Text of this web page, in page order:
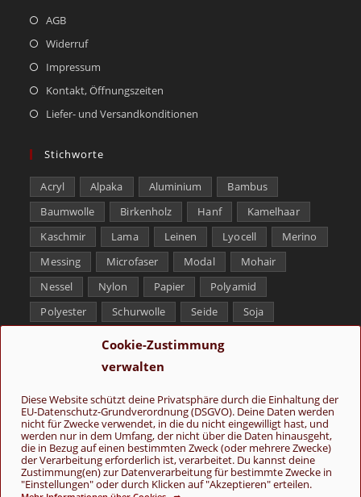
Cookie-Zustimmung
verwalten
Diese Website schützt deine Privatsphäre durch die Einhaltung der
EU-Datenschutz-Grundverordnung (DSGVO). Deine Daten werden
nicht für Zwecke verwendet, in die du nicht eingewilligt hast, und
werden nur in dem Umfang, der nicht über die Daten hinausgeht,
die in Bezug auf einen bestimmten Zweck (oder mehrere Zwecke)
der Verarbeitung erforderlich ist, verarbeitet. Du kannst deine
Zustimmung(en) zur Datenverarbeitung für bestimmte Zwecke in
"Einstellungen" oder durch Klicken auf "Akzeptieren" erteilen.
AGB
Widerruf
Impressum
Kontakt, Öffnungszeiten
Liefer- und Versandkonditionen
Stichworte
Acryl Alpaka Aluminium
Bambus
Baumwolle
Birkenholz Hanf
Kamelhaar
Kaschmir
Lama Leinen Lyocell
Merino
Messing
Microfaser Modal
Mohair
Nessel
Nylon Papier
Polyamid
Polyester
Schurwolle Seide
Soja
Tencel
Yak
Folge uns